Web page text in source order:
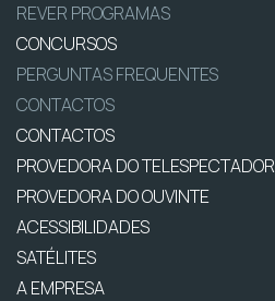
REVER PROGRAMAS
CONCURSOS
PERGUNTAS FREQUENTES
CONTACTOS
CONTACTOS
PROVEDORA DO TELESPECTADOR
PROVEDORA DO OUVINTE
ACESSIBILIDADES
SATÉLITES
A EMPRESA